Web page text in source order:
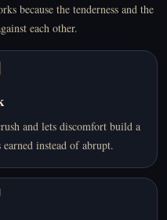
because the tenderness and the
each other.
and lets discomfort build a
instead of abrupt.